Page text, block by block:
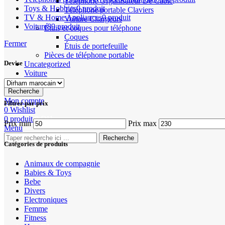
Téléphone portable Claviers
Voiture Chargeurs
Étuis et coques pour téléphone
Coques
Étuis de portefeuille
Pièces de téléphone portable
Uncategorized
Voiture
Recherche
Mon compte
0 Wishlist
0 produit 0DH
Menu
Recherche
Toys & Hobbies0 produit
TV & Home Appliances0 produit
Voiture89 produit
Fermer
Devise
Filtrer par prix
Prix min Prix max
Catégories de produits
Animaux de compagnie
Babies & Toys
Bebe
Divers
Electroniques
Femme
Fitness